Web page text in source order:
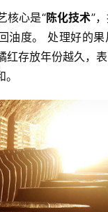
核心是“陈化技术”
油度。 处理好的
红存放年份越久，